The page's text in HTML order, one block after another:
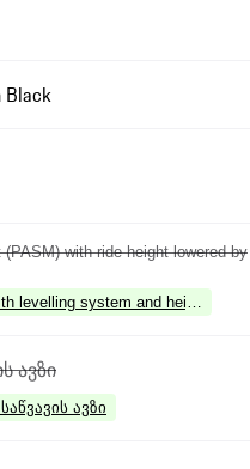
Black
with ride height lowered by
levelling system and height
ავზი
ავზი